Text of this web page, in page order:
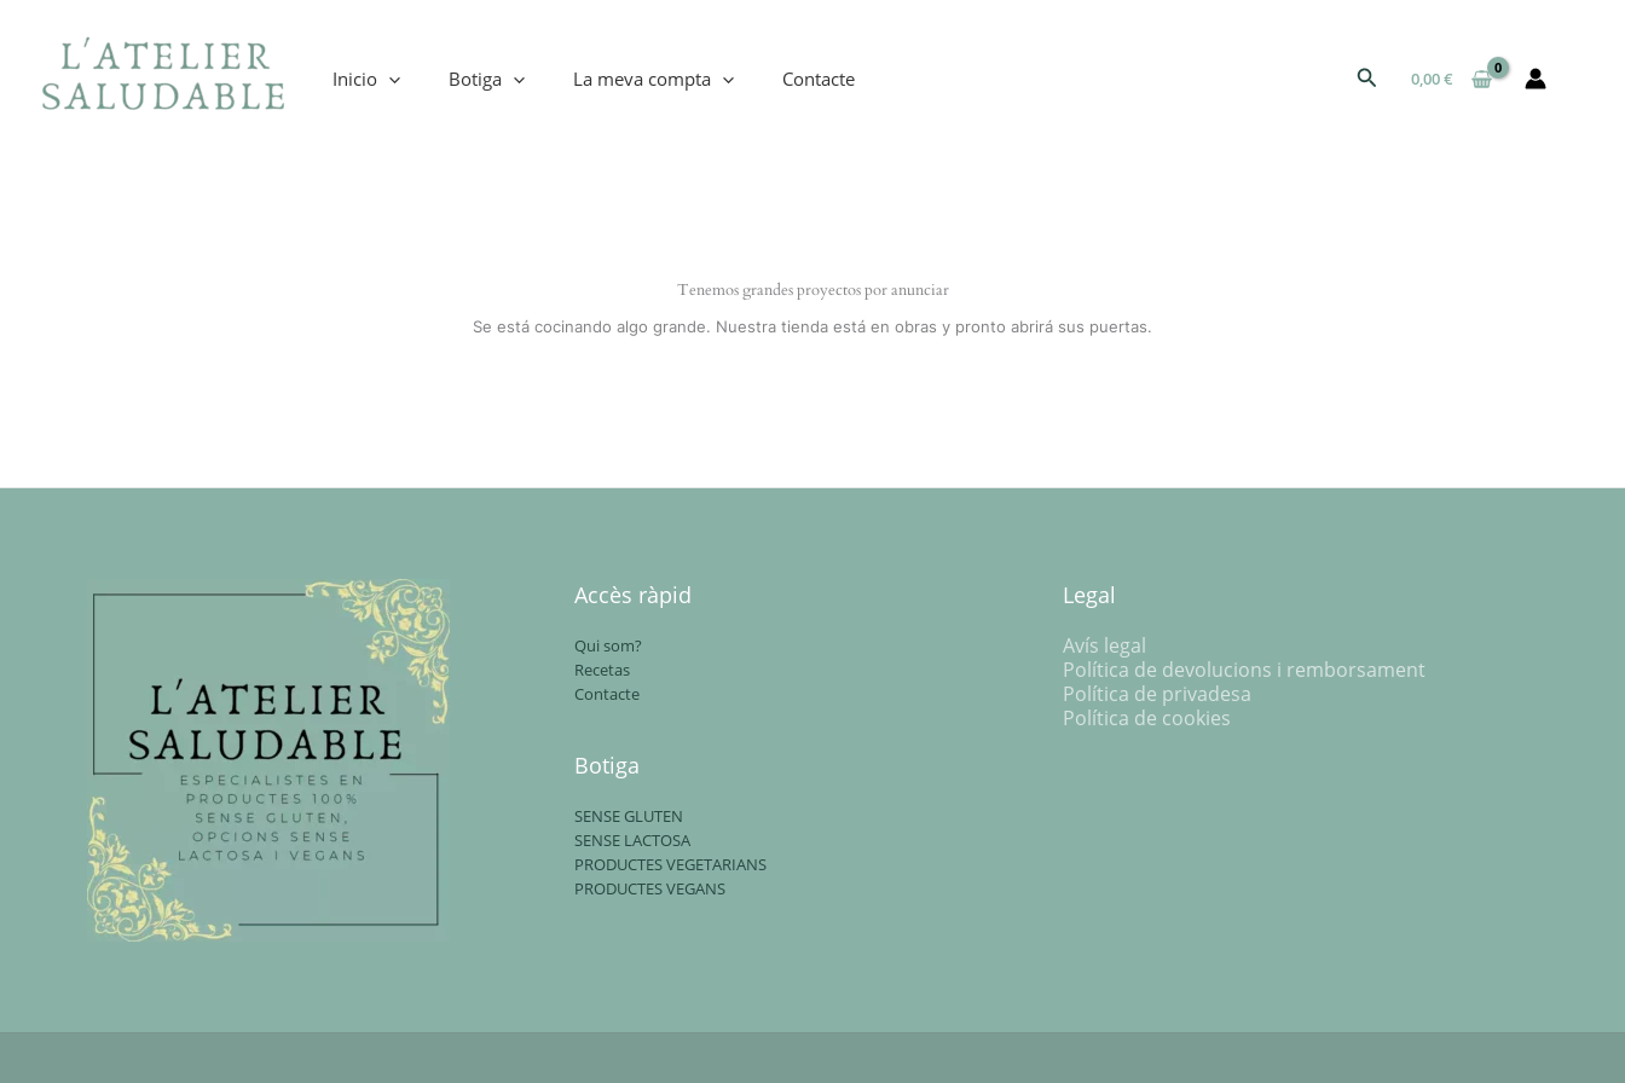
contenido
Inicio Botiga La meva compta Contacte Buscar0,00€
Tenemos grandes proyectos por anunciar
Se está cocinando algo grande. Nuestra tienda está en obras y pronto abrirá sus puertas.
Accès ràpid
Qui som?
Recetas
Contacte
Botiga
SENSE GLUTEN
SENSE LACTOSA
PRODUCTES VEGETARIANS
PRODUCTES VEGANS
Legal
Avís legal
Política de devolucions i remborsament
Política de privadesa
Política de cookies